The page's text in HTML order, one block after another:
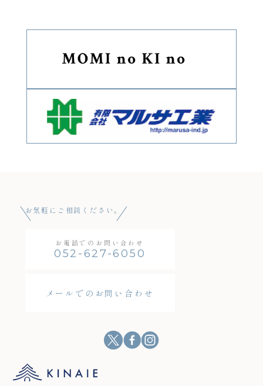
お気軽にご相談ください。
お電話でのお問い合わせ
052-627-6050
メールでのお問い合わせ